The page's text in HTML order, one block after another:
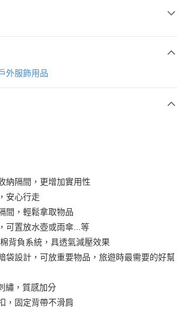
明】
供，台灣大哥大用戶可立即使用無須另外申請。
付你分期」，訂單成立後會自動跳轉到大哥付的交易
，選擇欲分期的期數、繳款截止日，確認付款後即完
期數及費用金額請依後續交易確認頁面所載為準。
付」】
收到商品之後才付款」的支付方式。 讓您購物簡單
外服飾用品
納隔間，更增加實用性
安心行走
間，輕鬆拿取物品
可置放水壺或雨傘...等
背負系統，具透氣減壓效果
袋設計，可放重要物品，旅遊時最需要的好幫
繡，質感加分
，固定背帶不滑肩